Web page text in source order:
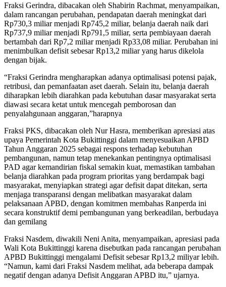
Fraksi Gerindra, dibacakan oleh Shabirin Rachmat, menyampaikan,
dalam rancangan perubahan, pendapatan daerah meningkat dari
Rp730,3 miliar menjadi Rp745,2 miliar, belanja daerah naik dari
Rp737,9 miliar menjadi Rp791,5 miliar, serta pembiayaan daerah
bertambah dari Rp7,2 miliar menjadi Rp33,08 miliar. Perubahan ini
menimbulkan defisit sebesar Rp13,2 miliar yang harus dikelola
dengan bijak.
“Fraksi Gerindra mengharapkan adanya optimalisasi potensi pajak,
retribusi, dan pemanfaatan aset daerah. Selain itu, belanja daerah
diharapkan lebih diarahkan pada kebutuhan dasar masyarakat serta
diawasi secara ketat untuk mencegah pemborosan dan
penyalahgunaan anggaran,”harapnya
Fraksi PKS, dibacakan oleh Nur Hasra, memberikan apresiasi atas
upaya Pemerintah Kota Bukittinggi dalam menyesuaikan APBD
Tahun Anggaran 2025 sebagai respons terhadap kebutuhan
pembangunan, namun tetap menekankan pentingnya optimalisasi
PAD agar kemandirian fiskal semakin kuat, memastikan tambahan
belanja diarahkan pada program prioritas yang berdampak bagi
masyarakat, menyiapkan strategi agar defisit dapat ditekan, serta
menjaga transparansi dengan melibatkan masyarakat dalam
pelaksanaan APBD, dengan komitmen membahas Ranperda ini
secara konstruktif demi pembangunan yang berkeadilan, berbudaya
dan gemilang
Fraksi Nasdem, diwakili Neni Anita, menyampaikan, apresiasi pada
Wali Kota Bukittinggi karena disebutkan pada rancangan perubahan
APBD Bukittinggi mengalami Defisit sebesar Rp13,2 miliyar lebih.
“Namun, kami dari Fraksi Nasdem melihat, ada beberapa dampak
negatif dengan adanya Defisit Anggaran APBD itu,” ujarnya.